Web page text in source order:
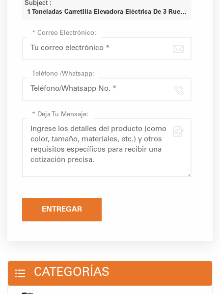
Subject :
1 Toneladas Carretilla Elevadora Eléctrica De 3 Ruedas
* Correo Electrónico:
Teléfono /Whatsapp:
* Deja Tu Mensaje:
ENTREGAR
CATEGORÍAS